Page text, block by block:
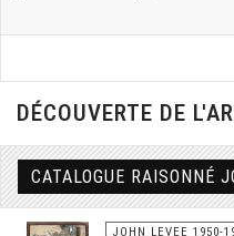
DÉCOUVERTE DE
CATALOGUE RAISONNÉ
JOHN LEVEE 1950-